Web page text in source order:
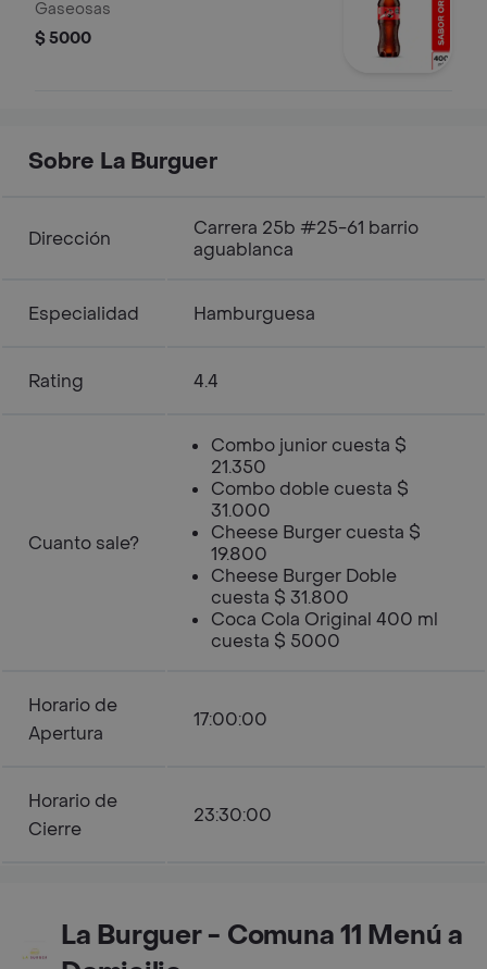
Gaseosas
$ 5000
Sobre La Burguer
Dirección
Carrera 25b #25-61 barrio
aguablanca
Especialidad Hamburguesa
Rating 4.4
Cuanto sale?
Combo junior cuesta $
21.350
Combo doble cuesta $
31.000
Cheese Burger cuesta $
19.800
Cheese Burger Doble
cuesta $ 31.800
Coca Cola Original 400 ml
cuesta $ 5000
Horario de
Apertura
17:00:00
Horario de
Cierre
23:30:00
La Burguer - Comuna 11 Menú a